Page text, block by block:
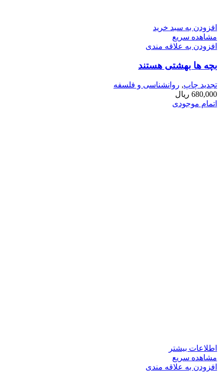
افزودن به سبد خرید
مشاهده سریع
افزودن به علاقه مندی
بچه ­ها بهشتی هستند
تجدید چاپ, روانشناسی و فلسفه
680,000 ریال
اتمام موجودی
اطلاعات بیشتر
مشاهده سریع
افزودن به علاقه مندی